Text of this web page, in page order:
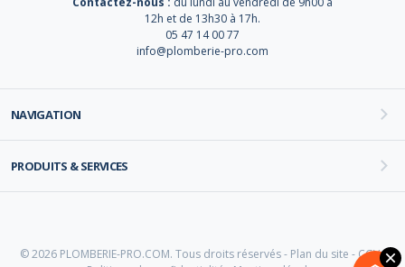
12h et de 13h30 à 17h.
05 47 14 00 77
info@plomberie-pro.com
NAVIGATION
PRODUITS & SERVICES
© 2026 PLOMBERIE-PRO.COM. Tous droits réservés - Plan du site -CGV-